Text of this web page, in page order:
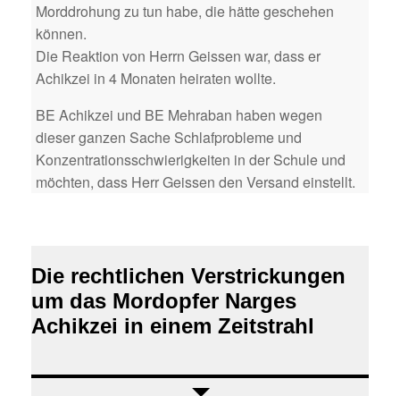
Morddrohung zu tun habe, die hätte geschehen
können.
Die Reaktion von Herrn Geissen war, dass er
Achikzei in 4 Monaten heiraten wollte.
BE Achikzei und BE Mehraban haben wegen
dieser ganzen Sache Schlafprobleme und
Konzentrationsschwierigkeiten in der Schule und
möchten, dass Herr Geissen den Versand einstellt.